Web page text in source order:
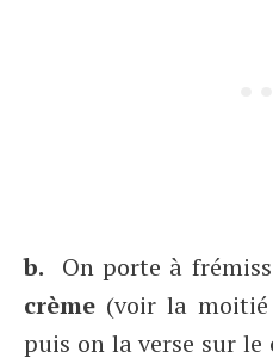
b. On porte à
crème (voir la
puis on la verse sur le